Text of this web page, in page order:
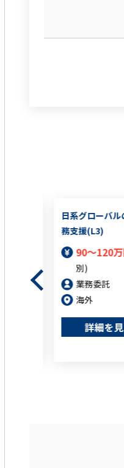
日系グローバル
務支援(L3)
90～120
別)
業務委託
海外
詳細を